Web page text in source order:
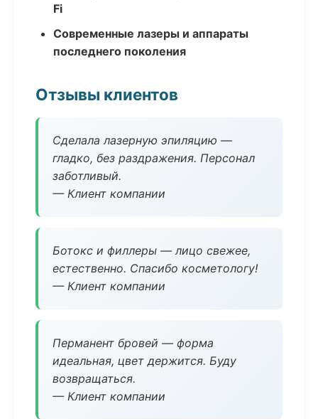
Fi
Современные лазеры и аппараты
последнего поколения
Отзывы клиентов
Сделала лазерную эпиляцию —
гладко, без раздражения. Персонал
заботливый.
— Клиент компании
Ботокс и филлеры — лицо свежее,
естественно. Спасибо косметологу!
— Клиент компании
Перманент бровей — форма
идеальная, цвет держится. Буду
возвращаться.
— Клиент компании